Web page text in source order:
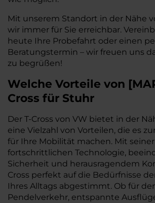
Mit unserem Standort in der Nähe
wir immer für Sie erreichbar.
heute Ihre Probefahrt oder einen
Beratungstermin – wir freuen uns
zu begrüßen!
Welche Vorteile von [
Cross für Stuhr
Der T-Cross von VW bietet in der
eine Vielzahl von Vorteilen, die es
für Ihre Mobilität machen. Mit seiner
fortschrittlichen Technologie,
Sicherheit und herausragendem
Cross perfekt auf die Bedürfnisse
Ihres Alltags abgestimmt. Ob für
Pendelverkehr, entspannte